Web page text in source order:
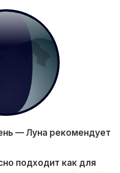
— Луна рекомендует
подходит как для